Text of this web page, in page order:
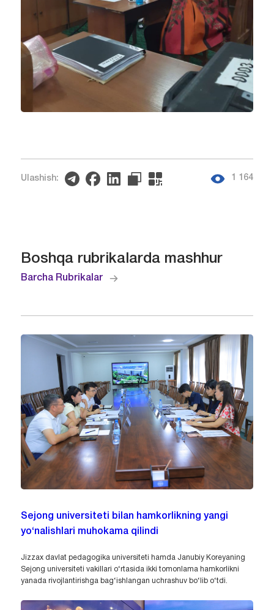
Ulashish: 1 164
Boshqa rubrikalarda mashhur
Barcha Rubrikalar
Sejong universiteti bilan hamkorlikning yangi
yo‘nalishlari muhokama qilindi
Jizzax davlat pedagogika universiteti hamda Janubiy Koreyaning
Sejong universiteti vakillari o‘rtasida ikki tomonlama hamkorlikni
yanada rivojlantirishga bag‘ishlangan uchrashuv bo‘lib o‘tdi.